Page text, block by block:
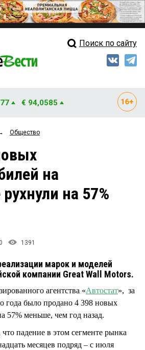
Свежий выпуск
Блоги
Архив
Поиск по сайту
€ 94,0585
Общество
на
на 57%
0 1391
марок и моделей
компании Great Wall Motors.
агентства «Автостат», за
года было продано 4 398 новых
57% меньше, чем год назад.
падение в этом сегменте рынка
месяцев подряд – с июля